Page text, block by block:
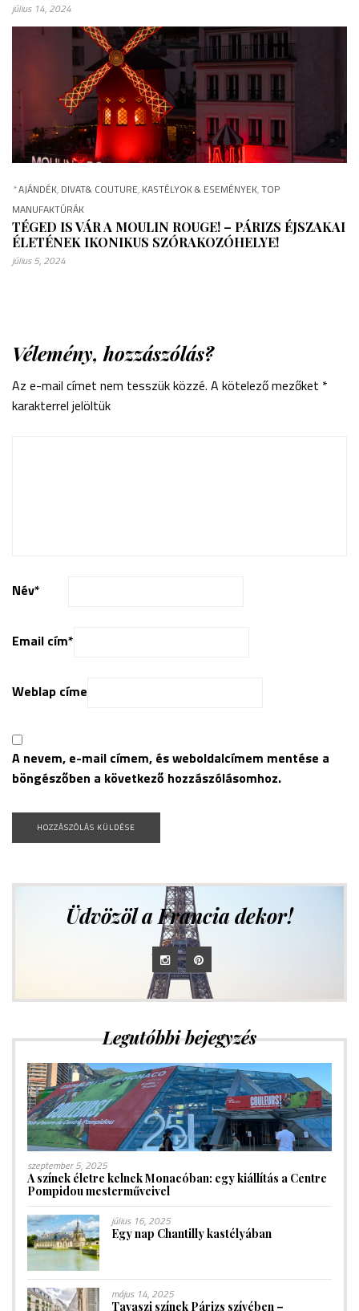
július 14, 2024
*AJÁNDÉK, DIVAT& COUTURE, KASTÉLYOK & ESEMÉNYEK,TOP
MANUFAKTÚRÁK
TÉGED IS VÁR A MOULIN ROUGE! – PÁRIZS ÉJSZAKAI
ÉLETÉNEK IKONIKUS SZÓRAKOZÓHELYE!
július 5, 2024
Vélemény, hozzászólás?
Az e-mail címet nem tesszük közzé. A kötelező mezőket *
karakterrel jelöltük
Név*
Email cím*
Weblap címe
A nevem, e-mail címem, és weboldalcímem mentése a
böngészőben a következő hozzászólásomhoz.
Üdvözöl a Francia dekor!
Legutóbbi bejegyzés
szeptember 5, 2025
A színek életre kelnek Monacóban: egy kiállítás a Centre
Pompidou mesterműveivel
július 16, 2025
Egy nap Chantilly kastélyában
május 14, 2025
Tavaszi színek Párizs szívében –